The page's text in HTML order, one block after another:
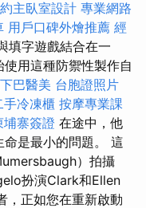
主臥室設計 專業網路
用戶口碑外燴推薦 經
填字遊戲結合在一
用這種防禦性製作自
巴醫美 台胞證照片
手冷凍櫃 按摩專業課
埔寨簽證 在途中，他
是最小的問題。 這
）拍攝
扮演Clark和Ellen
，正如您在重新啟動